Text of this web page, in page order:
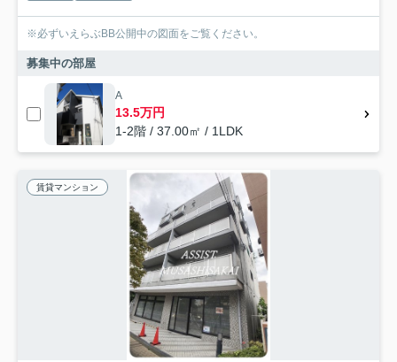
※必ずいえらぶBB公開中の図面をご覧ください。
募集中の部屋
A
13.5万円
1-2階 / 37.00㎡ / 1LDK
賃貸マンション